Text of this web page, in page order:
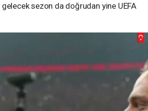
sezon da doğrudan yine UEFA